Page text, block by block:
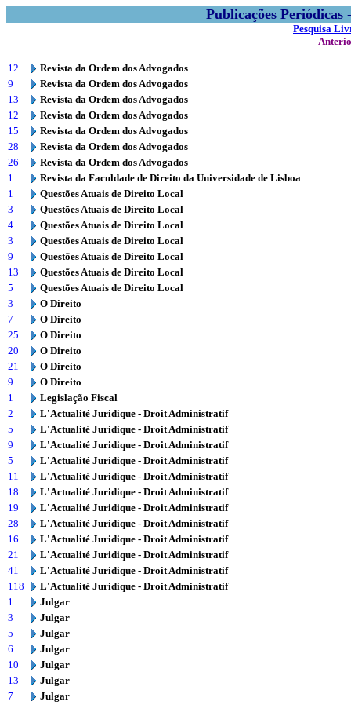
Publicações
Pesquisa
12
Revista da Ordem dos Advogados
9
Revista da Ordem dos Advogados
13
Revista da Ordem dos Advogados
12
Revista da Ordem dos Advogados
15
Revista da Ordem dos Advogados
28
Revista da Ordem dos Advogados
26
Revista da Ordem dos Advogados
1
Revista da Faculdade de Direito da Universidade de Lisboa
1
Questões Atuais de Direito Local
3
Questões Atuais de Direito Local
4
Questões Atuais de Direito Local
3
Questões Atuais de Direito Local
9
Questões Atuais de Direito Local
13
Questões Atuais de Direito Local
5
Questões Atuais de Direito Local
3
O Direito
7
O Direito
25
O Direito
20
O Direito
21
O Direito
9
O Direito
1
Legislação Fiscal
2
L'Actualité Juridique - Droit Administratif
5
L'Actualité Juridique - Droit Administratif
9
L'Actualité Juridique - Droit Administratif
5
L'Actualité Juridique - Droit Administratif
11
L'Actualité Juridique - Droit Administratif
18
L'Actualité Juridique - Droit Administratif
19
L'Actualité Juridique - Droit Administratif
28
L'Actualité Juridique - Droit Administratif
16
L'Actualité Juridique - Droit Administratif
21
L'Actualité Juridique - Droit Administratif
41
L'Actualité Juridique - Droit Administratif
118
L'Actualité Juridique - Droit Administratif
1
Julgar
3
Julgar
5
Julgar
6
Julgar
10
Julgar
13
Julgar
7
Julgar